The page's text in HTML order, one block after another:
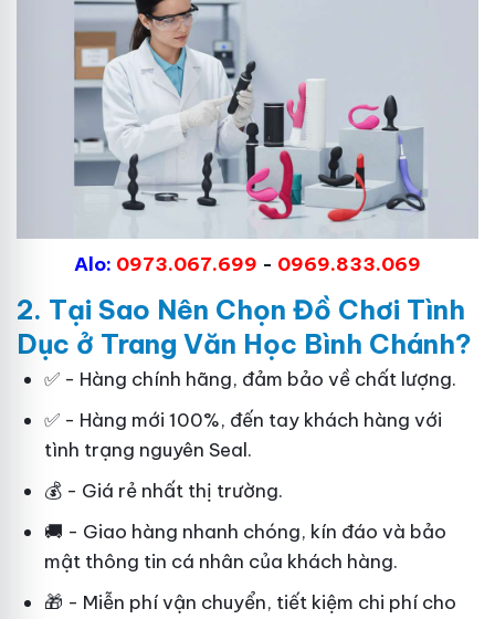
Alo: 0973.067.699 - 0969.833.069
2. Tại Sao Nên Chọn Đồ Chơi Tình
Dục ở Trang Văn Học Bình Chánh?
✅ - Hàng chính hãng, đảm bảo về chất lượng.
✅ - Hàng mới 100%, đến tay khách hàng với
tình trạng nguyên Seal.
💰 - Giá rẻ nhất thị trường.
🚚 - Giao hàng nhanh chóng, kín đáo và bảo
mật thông tin cá nhân của khách hàng.
🎁 - Miễn phí vận chuyển, tiết kiệm chi phí cho